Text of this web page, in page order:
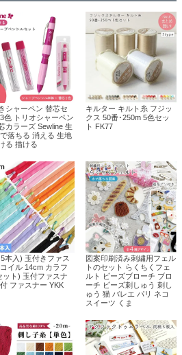
シャーペン 替芯セ
色 トリオシャーペン
カラーズ Sewline 生
落ちる 消える 生地
る 描ける
キルター キルト糸 フジッ
クス 50番･250m 5色セッ
ト FK77
本入) 玉付きファス
イル 14cm カラフ
ット) 玉付ファスナ
ファスナー YKK
図案印刷済み刺繍用フェル
トのセット らくちくフェ
ルト ビーズブローチ ブロ
ーチ ビーズ刺しゅう 刺し
ゅう 猫 バレエ パリ ネコ
スイーツ くま